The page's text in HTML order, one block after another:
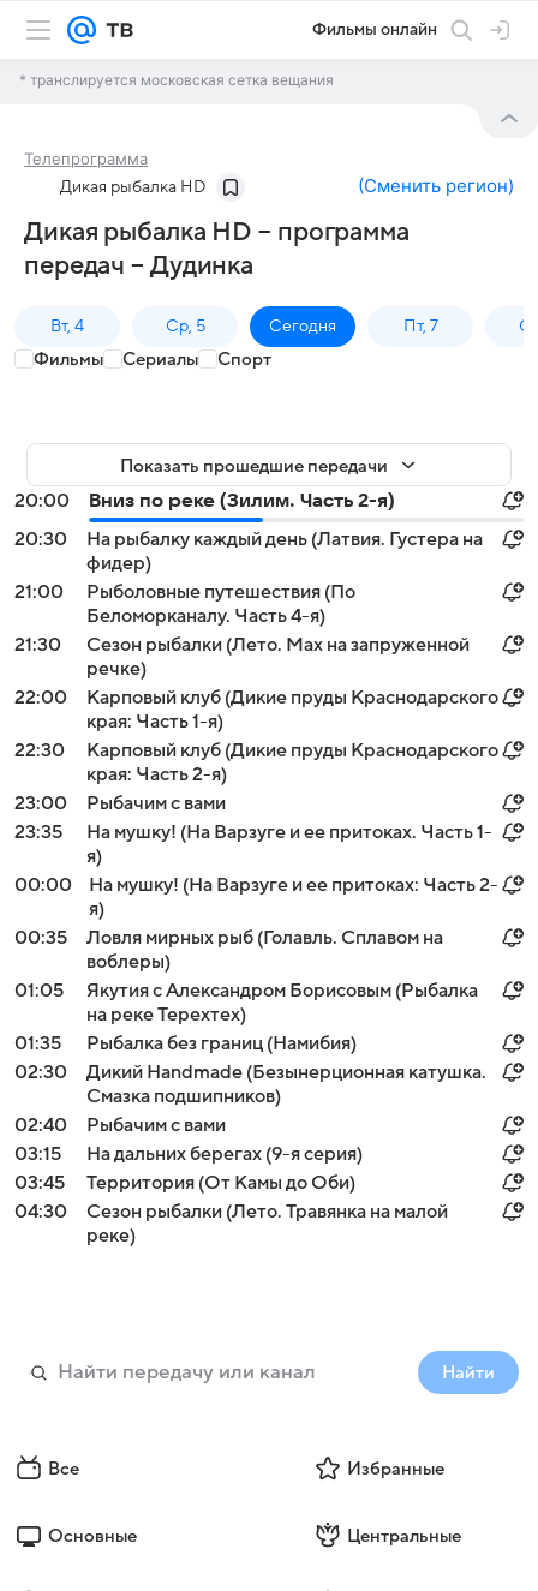
Фильмы онлайн
* транслируется московская сетка вещания
Телепрограмма
Дикая рыбалка HD (Сменить регион)
Дикая рыбалка HD – программа
передач – Дудинка
Вт, 4 Ср, 5 Сегодня Пт, 7
Фильмы Сериалы Спорт
Показать прошедшие передачи
20:00
Вниз по реке (Зилим. Часть 2-я)
20:30
На рыбалку каждый день (Латвия. Густера на
фидер)
21:00
Рыболовные путешествия (По
Беломорканалу. Часть 4-я)
21:30
Сезон рыбалки (Лето. Мах на запруженной
речке)
22:00
Карповый клуб (Дикие пруды Краснодарского
края: Часть 1-я)
22:30
Карповый клуб (Дикие пруды Краснодарского
края: Часть 2-я)
23:00
Рыбачим с вами
23:35
На мушку! (На Варзуге и ее притоках. Часть 1-
я)
00:00
На мушку! (На Варзуге и ее притоках: Часть 2-
я)
00:35
Ловля мирных рыб (Голавль. Сплавом на
воблеры)
01:05
Якутия с Александром Борисовым (Рыбалка
на реке Терехтех)
01:35
Рыбалка без границ (Намибия)
02:30
Дикий Handmade (Безынерционная катушка.
Смазка подшипников)
02:40
Рыбачим с вами
03:15
На дальних берегах (9-я серия)
03:45
Территория (От Камы до Оби)
04:30
Сезон рыбалки (Лето. Травянка на малой
реке)
Найти
Все Избранные
Основные Центральные